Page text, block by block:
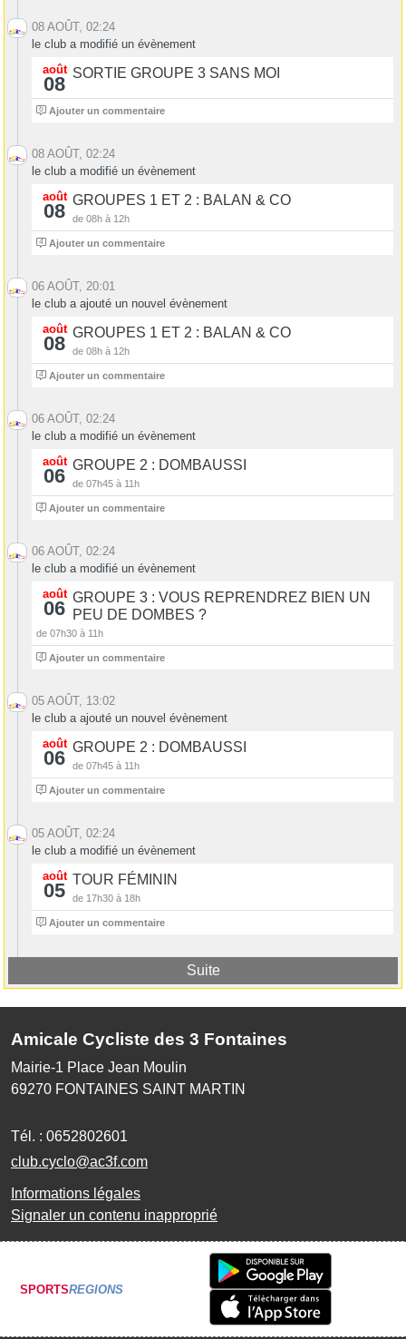
08 AOÛT, 02:24
le club a modifié un évènement
août
08 SORTIE GROUPE 3 SANS MOI
6 Ajouter un commentaire
08 AOÛT, 02:24
le club a modifié un évènement
août
08 GROUPES 1 ET 2 : BALAN & CO
de 08h à 12h
4 Ajouter un commentaire
06 AOÛT, 20:01
le club a ajouté un nouvel évènement
août
08 GROUPES 1 ET 2 : BALAN & CO
de 08h à 12h
4 Ajouter un commentaire
06 AOÛT, 02:24
le club a modifié un évènement
août
06 GROUPE 2 : DOMBAUSSI
de 07h45 à 11h
4 Ajouter un commentaire
06 AOÛT, 02:24
le club a modifié un évènement
août
06 GROUPE 3 : VOUS REPRENDREZ BIEN UN
PEU DE DOMBES ?
de 07h30 à 11h
4 Ajouter un commentaire
05 AOÛT, 13:02
le club a ajouté un nouvel évènement
août
06 GROUPE 2 : DOMBAUSSI
de 07h45 à 11h
4 Ajouter un commentaire
05 AOÛT, 02:24
le club a modifié un évènement
août
05 TOUR FÉMININ
de 17h30 à 18h
0 Ajouter un commentaire
Suite
Amicale Cycliste des 3 Fontaines
Mairie-1 Place Jean Moulin
69270 FONTAINES SAINT MARTIN
Tél. : 0652802601
club.cyclo@ac3f.com
Informations légales
Signaler un contenu inapproprié
SPORTSREGIONS